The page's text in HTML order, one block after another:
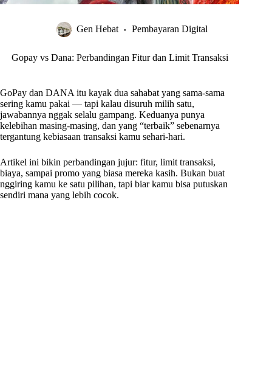
Gen Hebat Pembayaran Digital
Gopay vs Dana: Perbandingan Fitur dan Limit Transaksi
GoPay dan DANA itu kayak dua sahabat yang sama-sama
sering kamu pakai — tapi kalau disuruh milih satu,
jawabannya nggak selalu gampang. Keduanya punya
kelebihan masing-masing, dan yang “terbaik” sebenarnya
tergantung kebiasaan transaksi kamu sehari-hari.
Artikel ini bikin perbandingan jujur: fitur, limit transaksi,
biaya, sampai promo yang biasa mereka kasih. Bukan buat
nggiring kamu ke satu pilihan, tapi biar kamu bisa putuskan
sendiri mana yang lebih cocok.